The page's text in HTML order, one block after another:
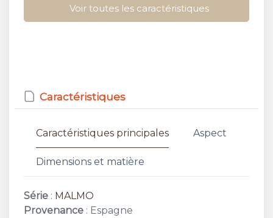
Voir toutes les caractéristiques
Caractéristiques
Caractéristiques principales Aspect
Dimensions et matière
Série : MALMO
Provenance : Espagne